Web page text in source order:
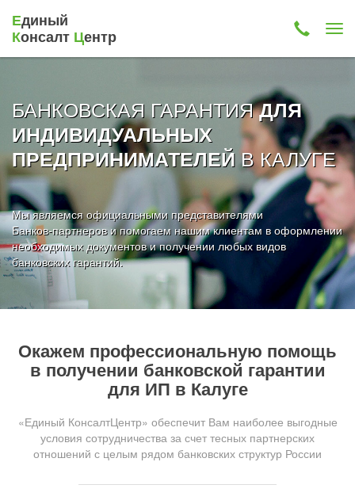
Единый
Консалт Центр
БАНКОВСКАЯ ГАРАНТИЯДЛЯ
ИНДИВИДУАЛЬНЫХ
ПРЕДПРИНИМАТЕЛЕЙВ КАЛУГЕ
Мы являемся официальными представителями
Банков-партнеров и помогаем нашим клиентам в оформлении
необходимых документов и получении любых видов
банковских гарантий.
Окажем профессиональную помощь
в получении банковской гарантии
для ИП в Калуге
«Единый КонсалтЦентр» обеспечит Вам наиболее выгодные
условия сотрудничества за счет тесных партнерских
отношений с целым рядом банковских структур России